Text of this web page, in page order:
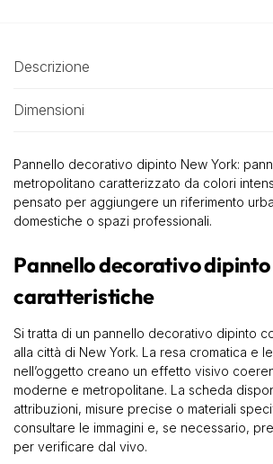
Descrizione
Dimensioni
Pannello decorativo dipinto New York:
metropolitano caratterizzato da colori
pensato per aggiungere un riferimento
domestiche o spazi professionali.
Pannello decorativo dipinto
caratteristiche
Si tratta di un pannello decorativo dipinto
alla città di New York. La resa cromatica e
nell’oggetto creano un effetto visivo
moderne e metropolitane. La scheda
attribuzioni, misure precise o materiali
consultare le immagini e, se necessario,
per verificare dal vivo.